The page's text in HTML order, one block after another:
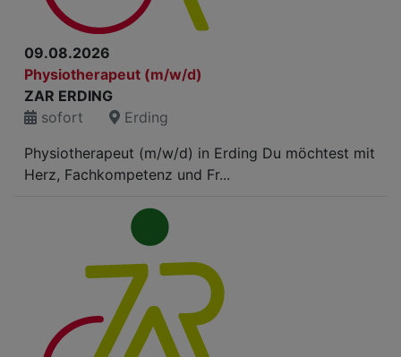
09.08.2026
Physiotherapeut (m/w/d)
ZAR ERDING
sofort
Erding
Physiotherapeut (m/w/d) in Erding Du möchtest mit
Herz, Fachkompetenz und Fr...